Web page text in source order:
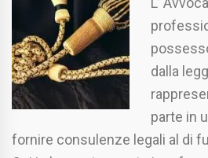
dalla
parte in
fornire consulenze legali al di